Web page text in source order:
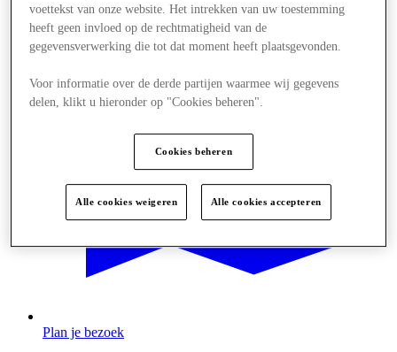
Plan je bezoek
voettekst van onze website. Het intrekken van uw toestemming
heeft geen invloed op de rechtmatigheid van de
gegevensverwerking die tot dat moment heeft plaatsgevonden.
Voor informatie over de derde partijen waarmee wij gegevens
delen, klikt u hieronder op "Cookies beheren".
Cookies beheren
Alle cookies weigeren Alle cookies accepteren